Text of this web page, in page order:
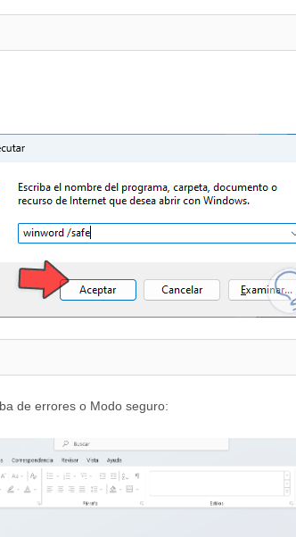
de errores o Modo seguro: